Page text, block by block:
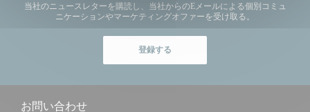
当社のニュースレターを購読し、当社からのEメールによる個別コミュ
ニケーションやマーケティングオファーを受け取る。
登録する
お問い合わせ